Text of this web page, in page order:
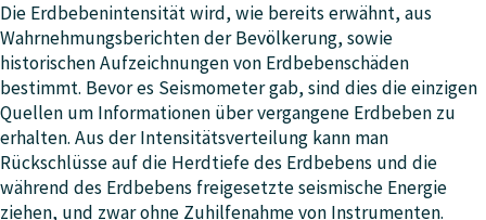
Die Erdbebenintensität wird, wie bereits erwähnt, aus
Wahrnehmungsberichten der Bevölkerung, sowie
historischen Aufzeichnungen von Erdbebenschäden
bestimmt. Bevor es Seismometer gab, sind dies die einzigen
Quellen um Informationen über vergangene Erdbeben zu
erhalten. Aus der Intensitätsverteilung kann man
Rückschlüsse auf die Herdtiefe des Erdbebens und die
während des Erdbebens freigesetzte seismische Energie
ziehen, und zwar ohne Zuhilfenahme von Instrumenten.